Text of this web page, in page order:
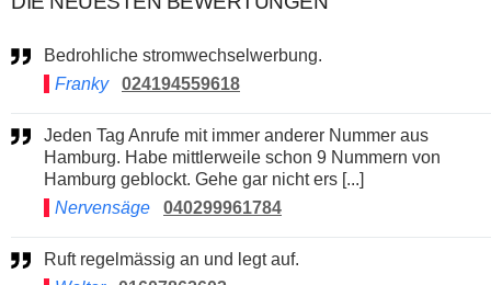
Bedrohliche stromwechselwerbung.
Franky
024194559618
Jeden Tag Anrufe mit immer anderer Nummer aus
Hamburg. Habe mittlerweile schon 9 Nummern von
Hamburg geblockt. Gehe gar nicht ers [...]
Nervensäge
040299961784
Ruft regelmässig an und legt auf.